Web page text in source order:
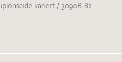
kariert / 3090B-82